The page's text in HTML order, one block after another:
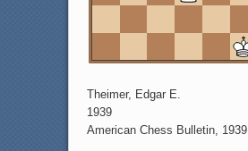
Theimer, Edgar E.
1939
American Chess Bulletin, 1939